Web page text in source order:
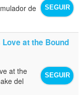
SEGUIR
de
Love at the Bound
SEGUIR
at the
del